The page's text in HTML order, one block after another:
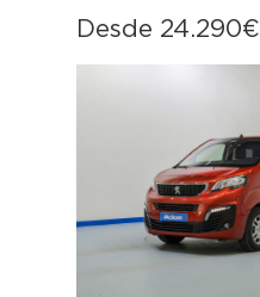
Desde 24.290€